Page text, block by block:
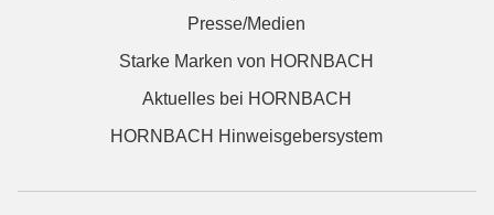
Presse/Medien
Starke Marken von HORNBACH
Aktuelles bei HORNBACH
HORNBACH Hinweisgebersystem